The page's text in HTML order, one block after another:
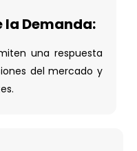
la Demanda:
una respuesta
del mercado y